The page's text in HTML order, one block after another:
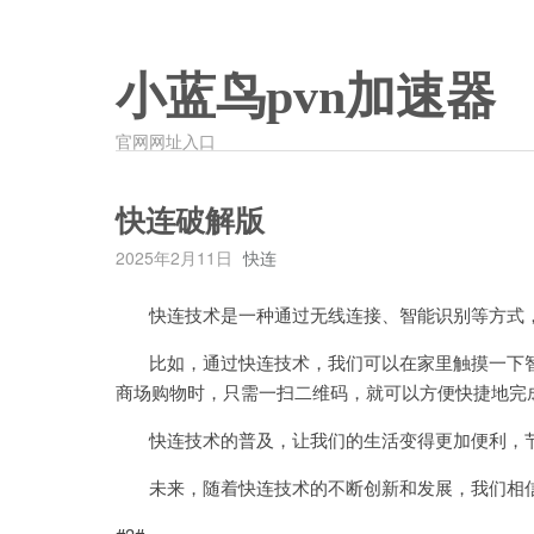
小蓝鸟pvn加速器
官网网址入口
快连破解版
2025年2月11日 快连
快连技术是一种通过无线连接、智能识别等方式
比如，通过快连技术，我们可以在家里触摸一下
商场购物时，只需一扫二维码，就可以方便快捷地完
快连技术的普及，让我们的生活变得更加便利，
未来，随着快连技术的不断创新和发展，我们相